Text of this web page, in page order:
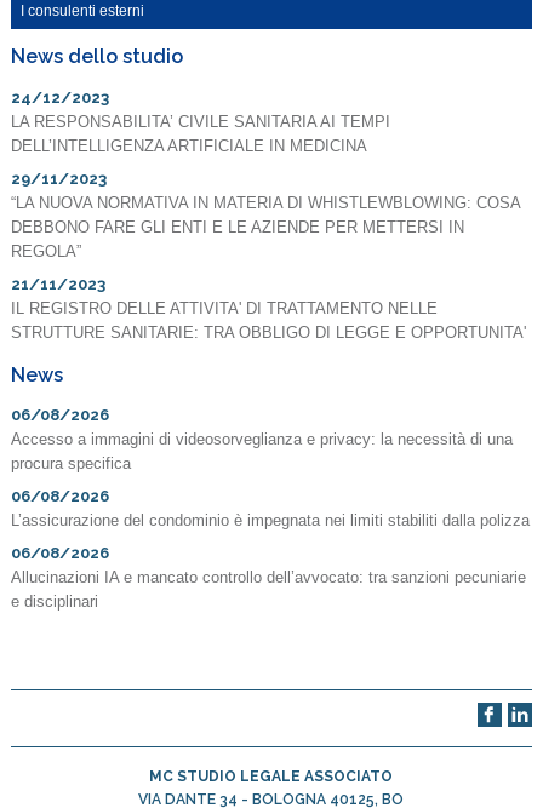
I consulenti esterni
News dello studio
24/12/2023
LA RESPONSABILITA’ CIVILE SANITARIA AI TEMPI
DELL’INTELLIGENZA ARTIFICIALE IN MEDICINA
29/11/2023
“LA NUOVA NORMATIVA IN MATERIA DI WHISTLEWBLOWING: COSA
DEBBONO FARE GLI ENTI E LE AZIENDE PER METTERSI IN
REGOLA”
21/11/2023
IL REGISTRO DELLE ATTIVITA' DI TRATTAMENTO NELLE
STRUTTURE SANITARIE: TRA OBBLIGO DI LEGGE E OPPORTUNITA'
News
06/08/2026
Accesso a immagini di videosorveglianza e privacy: la necessità di una
procura specifica
06/08/2026
L’assicurazione del condominio è impegnata nei limiti stabiliti dalla polizza
06/08/2026
Allucinazioni IA e mancato controllo dell’avvocato: tra sanzioni pecuniarie
e disciplinari
MC STUDIO LEGALE ASSOCIATO
VIA DANTE 34 - BOLOGNA 40125, BO